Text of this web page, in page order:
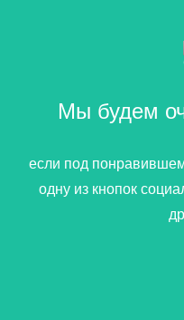
Мы будем
если под
одну из кнопок